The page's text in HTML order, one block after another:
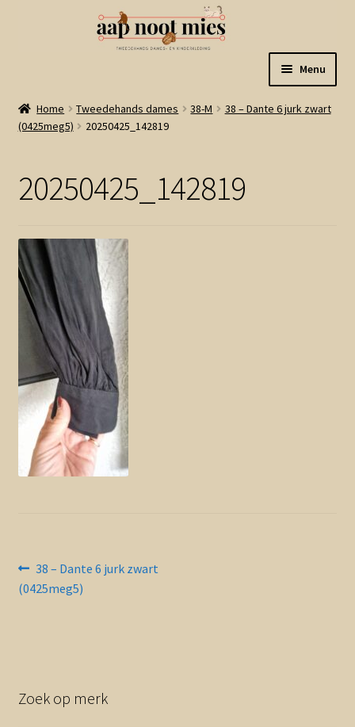
naar
navigatie
de
inhoud
Menu
Welkom
Winkel
Winkelmand
Linkjes
Contact en nieuwsbrief
Home Tweedehands dames 38-M
38 – Dante 6 jurk zwart
(0425meg5)
20250425_142819
20250425_142819
Bericht
navigatie
Vorig
bericht:
38 – Dante 6 jurk zwart
(0425meg5)
Zoek op merk